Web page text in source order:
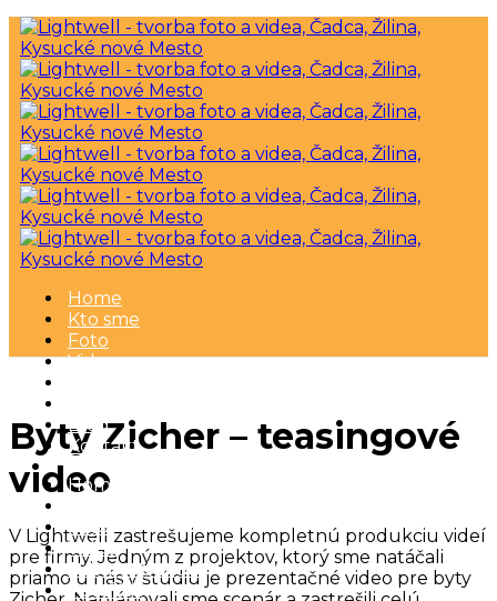
Skip
to
content
Home
Kto sme
Foto
Video
Blog
Kontakt
Home
Foto
Video
Postprodukcia
Portfólio
Byty Zicher – teasingové
video
V Lightwell zastrešujeme kompletnú produkciu videí
pre firmy. Jedným z projektov, ktorý sme natáčali
priamo u nás v štúdiu je prezentačné video pre byty